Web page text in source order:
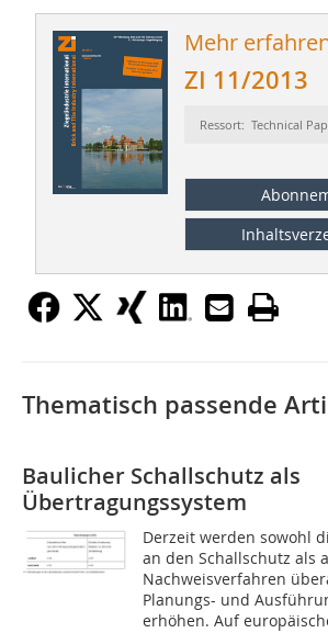
Mehr
ZI 11/2013
Ressort: Technical
Thematisch passende
Baulicher Schallschutz als
Übertragungssystem
Derzeit werden sowohl
an den Schallschutz als
Nachweisverfahren
Planungs- und
erhöhen. Auf